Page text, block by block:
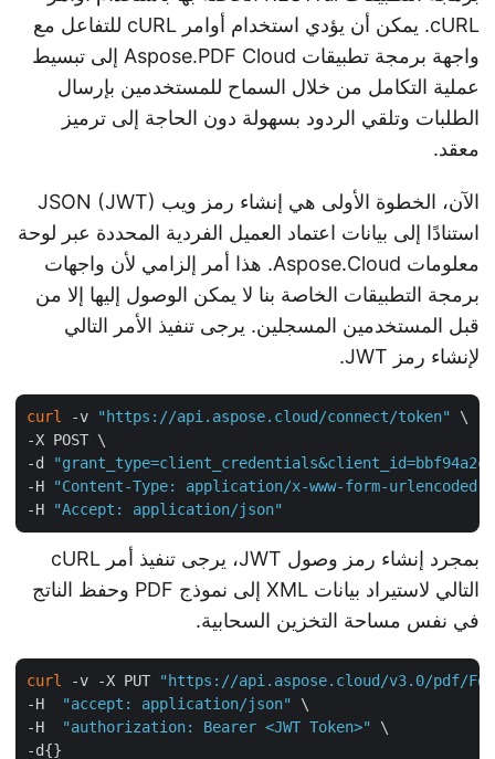
cURL. يمكن أن يؤدي استخدام أوامر cURL للتفاعل مع
واجهة برمجة تطبيقات Aspose.PDF Cloud إلى تبسيط
عملية التكامل من خلال السماح للمستخدمين بإرسال
الطلبات وتلقي الردود بسهولة دون الحاجة إلى ترميز
معقد.
الآن، الخطوة الأولى هي إنشاء رمز ويب JSON (JWT)
استنادًا إلى بيانات اعتماد العميل الفردية المحددة عبر لوحة
معلومات Aspose.Cloud. هذا أمر إلزامي لأن واجهات
برمجة التطبيقات الخاصة بنا لا يمكن الوصول إليها إلا من
قبل المستخدمين المسجلين. يرجى تنفيذ الأمر التالي
لإنشاء رمز JWT.
curl -v "https://api.aspose.cloud/connect/token" \
-X POST \
-d "grant_type=client_credentials&client_id=bbf94a2c-
-H "Content-Type: application/x-www-form-
-H "Accept: application/json"
بمجرد إنشاء رمز وصول JWT، يرجى تنفيذ أمر cURL
التالي لاستيراد بيانات XML إلى نموذج PDF وحفظ الناتج
في نفس مساحة التخزين السحابية.
curl -v -X PUT "https://api.aspose.cloud/v3.0/pdf/
-H "accept: application/json" \
-H "authorization: Bearer <JWT Token>" \